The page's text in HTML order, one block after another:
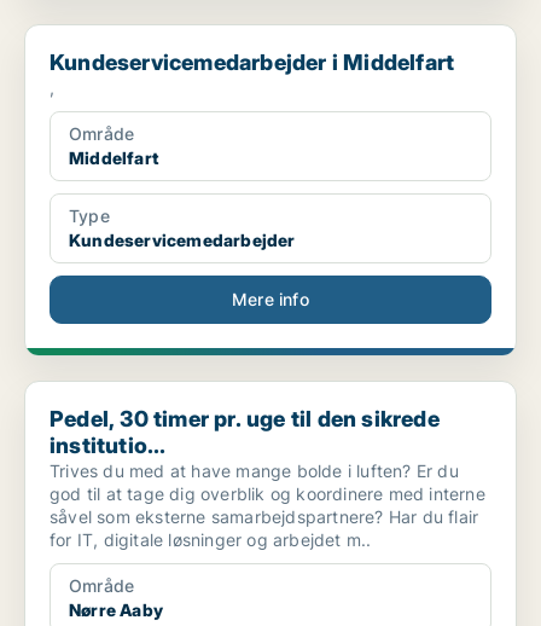
Kundeservicemedarbejder i Middelfart
Kundeservicemedarbejder i Middelfart
,
Område
Middelfart
Type
Kundeservicemedarbejder
Mere info
Pedel, 30 timer pr. uge til den sikrede institutio...
Pedel, 30 timer pr. uge til den sikrede
institutio...
Trives du med at have mange bolde i luften? Er du
god til at tage dig overblik og koordinere med interne
såvel som eksterne samarbejdspartnere? Har du flair
for IT, digitale løsninger og arbejdet m..
Område
Nørre Aaby